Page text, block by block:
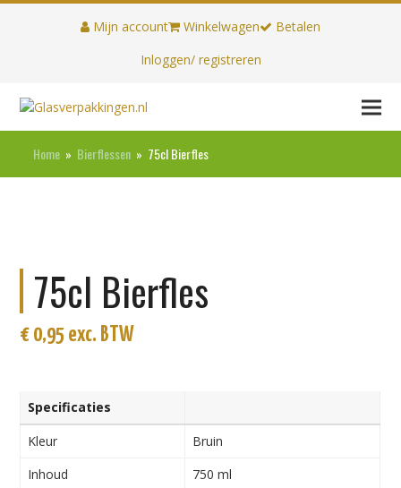
Mijn account Winkelwagen
Betalen
Inloggen/ registreren
Home » Bierflessen » 75cl Bierfles
75cl Bierfles
€ 0,95 exc. BTW
Specificaties
Kleur
Bruin
Inhoud
750 ml